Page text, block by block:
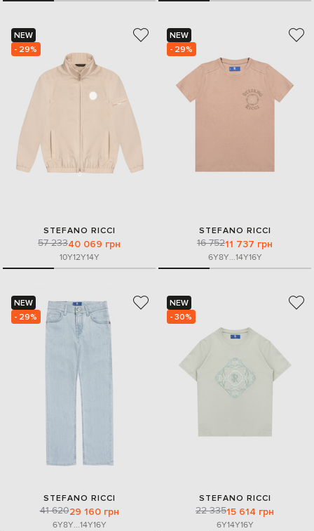
NEW
- 29%
STEFANO RICCI
57 23340 069 грн
10Y12Y14Y
NEW
- 29%
STEFANO RICCI
16 75211 737 грн
6Y8Y...14Y16Y
NEW
- 29%
STEFANO RICCI
41 62029 160 грн
6Y8Y...14Y16Y
NEW
- 30%
STEFANO RICCI
22 33515 614 грн
6Y14Y16Y